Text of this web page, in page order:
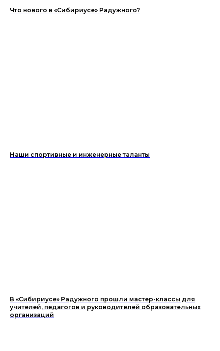
Что нового в «Сибириусе» Радужного?
Наши спортивные и инженерные таланты
В «Сибириусе» Радужного прошли мастер-классы для
учителей, педагогов и руководителей образовательных
организаций